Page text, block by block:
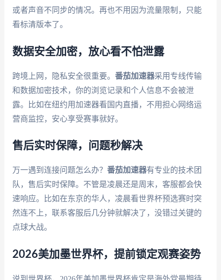
或者声音不同步的情况。再也不用因为流量限制，只能
看标清版本了。
数据安全加密，放心看不怕泄露
跨境上网，隐私安全很重要。 番茄加速器采用专线传输
和数据加密技术，你的浏览记录和个人信息不会被泄
露。比如在纽约用加速器看国内直播，不用担心网络运
营商监控，安心享受赛事就好。
售后实时保障，问题秒解决
万一遇到连接问题怎么办？ 番茄加速器有专业的技术团
队，售后实时保障。不管是凌晨还是周末，客服都会快
速响应。比如在东京的华人，凌晨看世界杯预选赛时突
然连不上，联系客服后几分钟就解决了，没错过关键的
点球大战。
2026美加墨世界杯，提前锁定观赛姿势